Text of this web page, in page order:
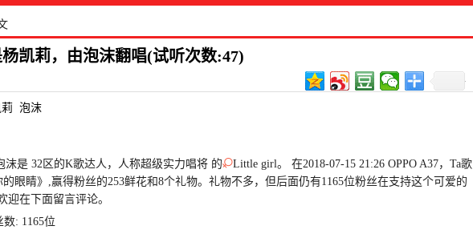
凯莉，由泡沫翻唱(试听次数:47)
泡沫
沫是 32区的K歌达人，人称超级实力唱将 的
Little girl。 在2018-07-15 21:26 OPPO A37，Ta歌
眼睛》,赢得粉丝的253鲜花和8个礼物。礼物不多，但后面仍有1165位粉丝在支持这个可爱的
迎在下面留言评论。
数: 1165位